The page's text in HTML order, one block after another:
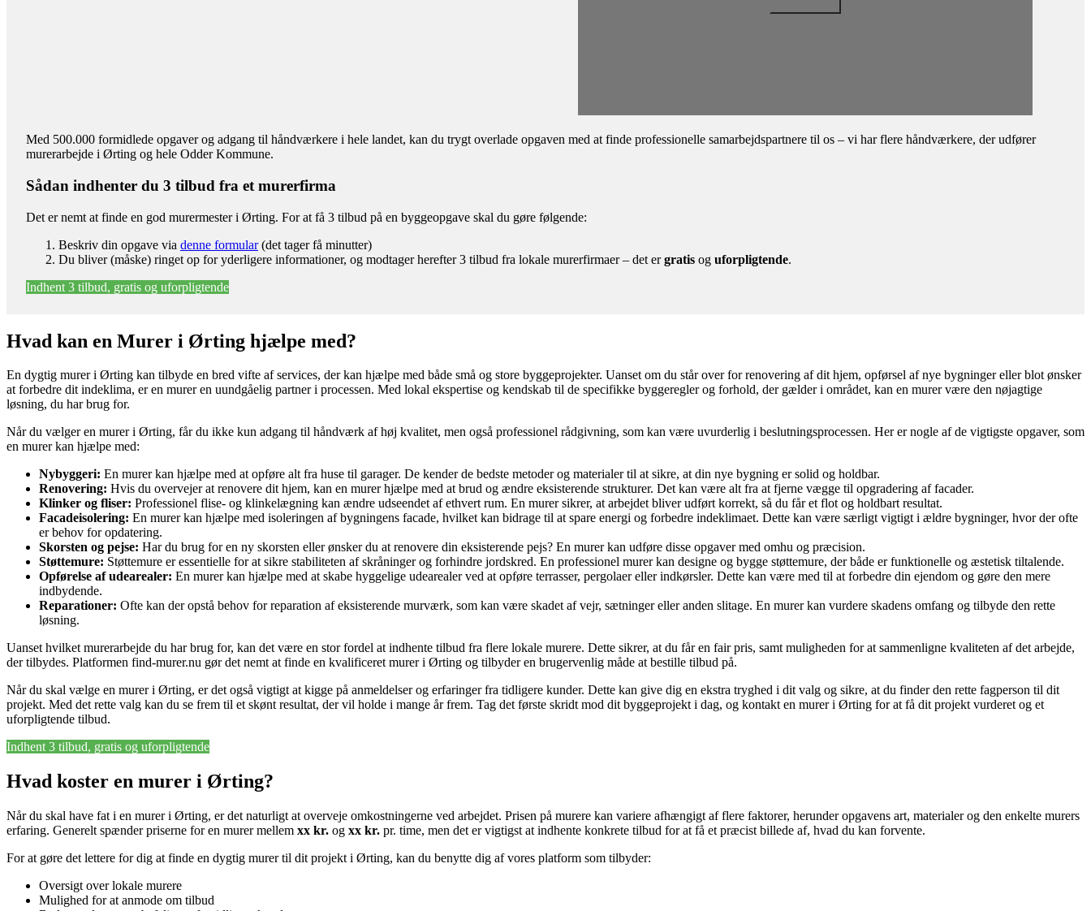
Med 500.000 formidlede opgaver og adgang til håndværkere i hele landet, kan du trygt overlade opgaven med at finde professionelle samarbejdspartnere til os – vi har flere håndværkere, der udfører
murerarbejde i Ørting og hele Odder Kommune.
Sådan indhenter du 3 tilbud fra et murerfirma
Det er nemt at finde en god murermester i Ørting. For at få 3 tilbud på en byggeopgave skal du gøre følgende:
Beskriv din opgave via denne formular(det tager få minutter)
Du bliver (måske) ringet op for yderligere informationer, og modtager herefter 3 tilbud fra lokale murerfirmaer – det ergratis og uforpligtende.
Indhent 3 tilbud, gratis og uforpligtende
Hvad kan en Murer i Ørting hjælpe med?
En dygtig murer i Ørting kan tilbyde en bred vifte af services, der kan hjælpe med både små og store byggeprojekter. Uanset om du står over for renovering af dit hjem, opførsel af nye bygninger eller blot ønsker
at forbedre dit indeklima, er en murer en uundgåelig partner i processen. Med lokal ekspertise og kendskab til de specifikke byggeregler og forhold, der gælder i området, kan en murer være den nøjagtige
løsning, du har brug for.
Når du vælger en murer i Ørting, får du ikke kun adgang til håndværk af høj kvalitet, men også professionel rådgivning, som kan være uvurderlig i beslutningsprocessen. Her er nogle af de vigtigste opgaver, som
en murer kan hjælpe med:
Nybyggeri: En murer kan hjælpe med at opføre alt fra huse til garager. De kender de bedste metoder og materialer til at sikre, at din nye bygning er solid og holdbar.
Renovering: Hvis du overvejer at renovere dit hjem, kan en murer hjælpe med at brud og ændre eksisterende strukturer. Det kan være alt fra at fjerne vægge til opgradering af facader.
Klinker og fliser: Professionel flise- og klinkelægning kan ændre udseendet af ethvert rum. En murer sikrer, at arbejdet bliver udført korrekt, så du får et flot og holdbart resultat.
Facadeisolering: En murer kan hjælpe med isoleringen af bygningens facade, hvilket kan bidrage til at spare energi og forbedre indeklimaet. Dette kan være særligt vigtigt i ældre bygninger, hvor der ofte
er behov for opdatering.
Skorsten og pejse: Har du brug for en ny skorsten eller ønsker du at renovere din eksisterende pejs? En murer kan udføre disse opgaver med omhu og præcision.
Støttemure: Støttemure er essentielle for at sikre stabiliteten af skråninger og forhindre jordskred. En professionel murer kan designe og bygge støttemure, der både er funktionelle og æstetisk tiltalende.
Opførelse af udearealer: En murer kan hjælpe med at skabe hyggelige udearealer ved at opføre terrasser, pergolaer eller indkørsler. Dette kan være med til at forbedre din ejendom og gøre den mere
indbydende.
Reparationer: Ofte kan der opstå behov for reparation af eksisterende murværk, som kan være skadet af vejr, sætninger eller anden slitage. En murer kan vurdere skadens omfang og tilbyde den rette
løsning.
Uanset hvilket murerarbejde du har brug for, kan det være en stor fordel at indhente tilbud fra flere lokale murere. Dette sikrer, at du får en fair pris, samt muligheden for at sammenligne kvaliteten af det arbejde,
der tilbydes. Platformen find-murer.nu gør det nemt at finde en kvalificeret murer i Ørting og tilbyder en brugervenlig måde at bestille tilbud på.
Når du skal vælge en murer i Ørting, er det også vigtigt at kigge på anmeldelser og erfaringer fra tidligere kunder. Dette kan give dig en ekstra tryghed i dit valg og sikre, at du finder den rette fagperson til dit
projekt. Med det rette valg kan du se frem til et skønt resultat, der vil holde i mange år frem. Tag det første skridt mod dit byggeprojekt i dag, og kontakt en murer i Ørting for at få dit projekt vurderet og et
uforpligtende tilbud.
Indhent 3 tilbud, gratis og uforpligtende
Hvad koster en murer i Ørting?
Når du skal have fat i en murer i Ørting, er det naturligt at overveje omkostningerne ved arbejdet. Prisen på murere kan variere afhængigt af flere faktorer, herunder opgavens art, materialer og den enkelte murers
erfaring. Generelt spænder priserne for en murer mellem xx kr. og xx kr. pr. time, men det er vigtigst at indhente konkrete tilbud for at få et præcist billede af, hvad du kan forvente.
For at gøre det lettere for dig at finde en dygtig murer til dit projekt i Ørting, kan du benytte dig af vores platform som tilbyder:
Oversigt over lokale murere
Mulighed for at anmode om tilbud